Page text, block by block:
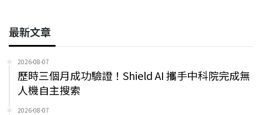
最新文章
2026-08-07
歷時三個月成功驗證！Shield AI 攜手中科院完成無
人機自主搜索
2026-08-07